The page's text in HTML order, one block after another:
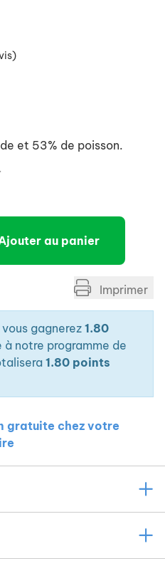
et 53% de poisson.
au panier
Imprimer
gagnerez 1.80
à notre programme de
1.80 points
gratuite chez votre